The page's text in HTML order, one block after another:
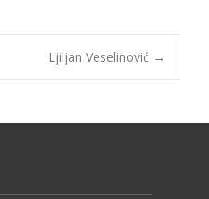
Ljiljan Veselinović →